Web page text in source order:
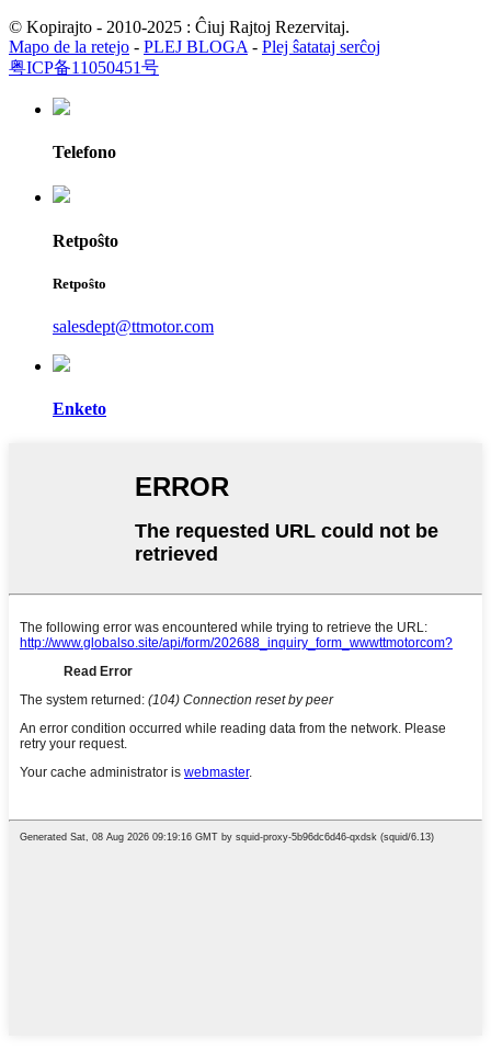
© Kopirajto - 2010-2025 : Ĉiuj Rajtoj Rezervitaj.
Mapo de la retejo - PLEJ BLOGA - Plej ŝatataj serĉoj
粤ICP备11050451号
Telefono
Retpoŝto
Retpoŝto
salesdept@ttmotor.com
Enketo